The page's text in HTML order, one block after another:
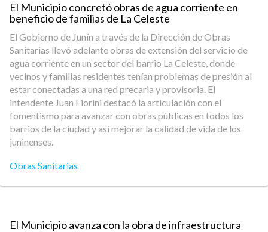
El Municipio concretó obras de agua corriente en
beneficio de familias de La Celeste
El Gobierno de Junín a través de la Dirección de Obras
Sanitarias llevó adelante obras de extensión del servicio de
agua corriente en un sector del barrio La Celeste, donde
vecinos y familias residentes tenían problemas de presión al
estar conectadas a una red precaria y provisoria. El
intendente Juan Fiorini destacó la articulación con el
fomentismo para avanzar con obras públicas en todos los
barrios de la ciudad y así mejorar la calidad de vida de los
juninenses.
Obras Sanitarias
El Municipio avanza con la obra de infraestructura